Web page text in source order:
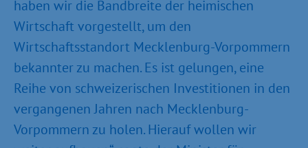
haben wir die Bandbreite der heimischen
Wirtschaft vorgestellt, um den
Wirtschaftsstandort Mecklenburg-Vorpommern
bekannter zu machen. Es ist gelungen, eine
Reihe von schweizerischen Investitionen in den
vergangenen Jahren nach Mecklenburg-
Vorpommern zu holen. Hierauf wollen wir